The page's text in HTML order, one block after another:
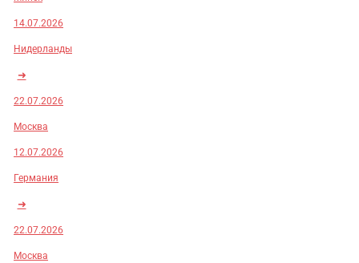
14.07.2026
Нидерланды
➜
22.07.2026
Москва
12.07.2026
Германия
➜
22.07.2026
Москва